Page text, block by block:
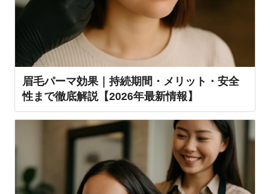
眉毛パーマ効果｜持続期間・メリット・安全
性まで徹底解説【2026年最新情報】